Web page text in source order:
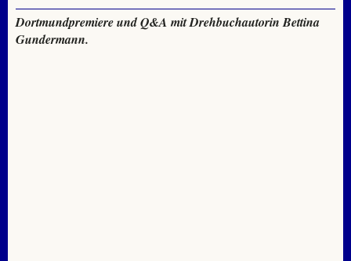
Dortmundpremiere und Q&A mit Drehbuchautorin Bettina
Gundermann.